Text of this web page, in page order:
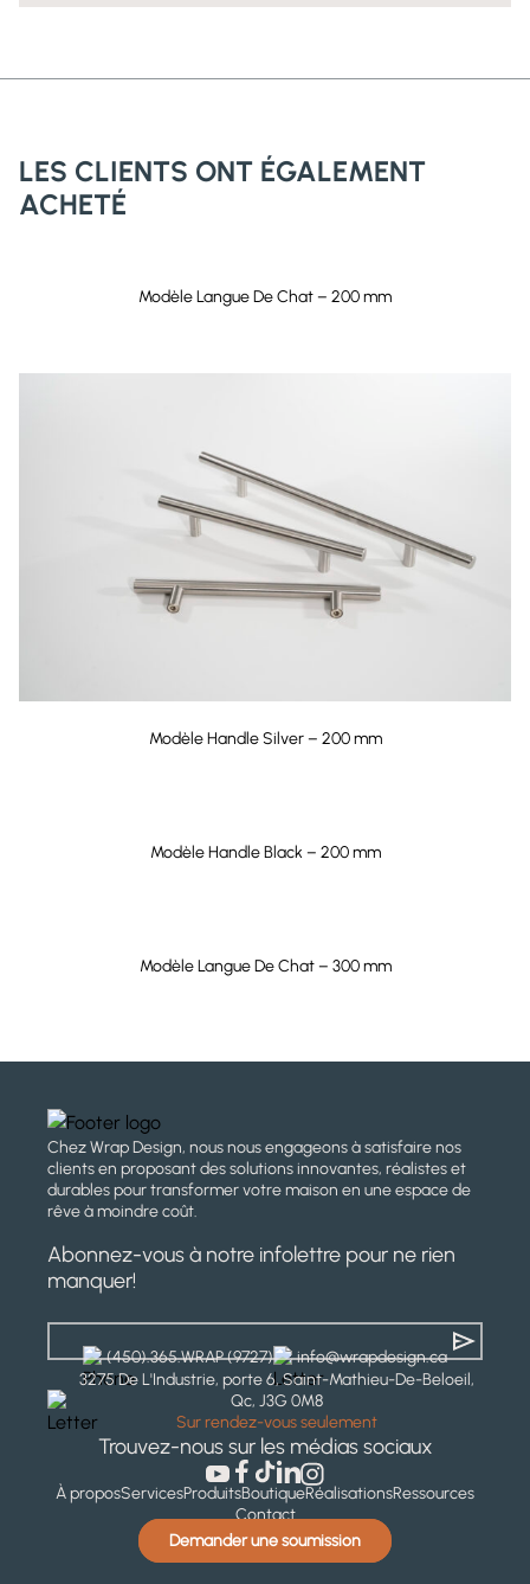
LES CLIENTS ONT ÉGALEMENT
ACHETÉ
Modèle Langue De Chat – 200 mm
Modèle Handle Silver – 200 mm
Modèle Handle Black – 200 mm
Modèle Langue De Chat – 300 mm
Chez Wrap Design, nous nous engageons à satisfaire nos
clients en proposant des solutions innovantes, réalistes et
durables pour transformer votre maison en une espace de
rêve à moindre coût.
Abonnez-vous à notre infolettre pour ne rien
manquer!
(450).365.WRAP (9727)
info@wrapdesign.ca
3275 De L'Industrie, porte 6, Saint-Mathieu-De-Beloeil,
Qc, J3G 0M8
Sur rendez-vous seulement
Trouvez-nous sur les médias sociaux
À proposServicesProduitsBoutiqueRéalisationsRessources
Contact
Demander une soumission